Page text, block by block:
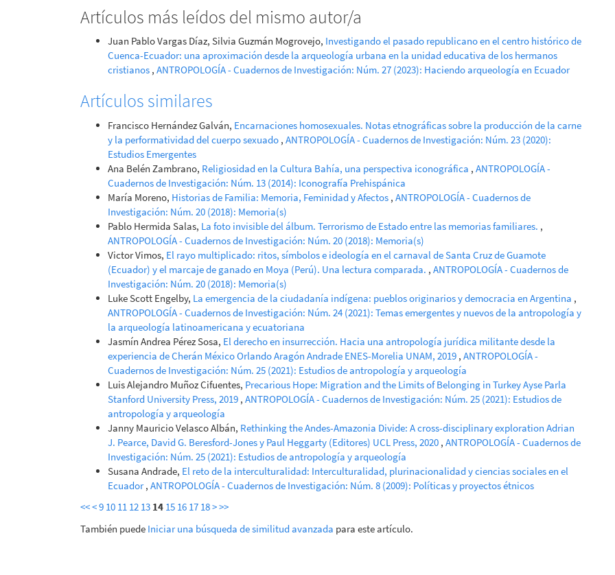
Artículos más leídos del mismo autor/a
Juan Pablo Vargas Díaz, Silvia Guzmán Mogrovejo, Investigando el pasado republicano en el centro histórico de
Cuenca-Ecuador: una aproximación desde la arqueología urbana en la unidad educativa de los hermanos
cristianos , ANTROPOLOGÍA - Cuadernos de Investigación: Núm. 27 (2023): Haciendo arqueología en Ecuador
Artículos similares
Francisco Hernández Galván, Encarnaciones homosexuales. Notas etnográficas sobre la producción de la carne
y la performatividad del cuerpo sexuado , ANTROPOLOGÍA - Cuadernos de Investigación: Núm. 23 (2020):
Estudios Emergentes
Ana Belén Zambrano, Religiosidad en la Cultura Bahía, una perspectiva iconográfica , ANTROPOLOGÍA -
Cuadernos de Investigación: Núm. 13 (2014): Iconografía Prehispánica
María Moreno, Historias de Familia: Memoria, Feminidad y Afectos , ANTROPOLOGÍA - Cuadernos de
Investigación: Núm. 20 (2018): Memoria(s)
Pablo Hermida Salas, La foto invisible del álbum. Terrorismo de Estado entre las memorias familiares. ,
ANTROPOLOGÍA - Cuadernos de Investigación: Núm. 20 (2018): Memoria(s)
Victor Vimos, El rayo multiplicado: ritos, símbolos e ideología en el carnaval de Santa Cruz de Guamote
(Ecuador) y el marcaje de ganado en Moya (Perú). Una lectura comparada. , ANTROPOLOGÍA - Cuadernos de
Investigación: Núm. 20 (2018): Memoria(s)
Luke Scott Engelby, La emergencia de la ciudadanía indígena: pueblos originarios y democracia en Argentina ,
ANTROPOLOGÍA - Cuadernos de Investigación: Núm. 24 (2021): Temas emergentes y nuevos de la antropología y
la arqueología latinoamericana y ecuatoriana
Jasmín Andrea Pérez Sosa, El derecho en insurrección. Hacia una antropología jurídica militante desde la
experiencia de Cherán México Orlando Aragón Andrade ENES-Morelia UNAM, 2019 , ANTROPOLOGÍA -
Cuadernos de Investigación: Núm. 25 (2021): Estudios de antropología y arqueología
Luis Alejandro Muñoz Cifuentes, Precarious Hope: Migration and the Limits of Belonging in Turkey Ayse Parla
Stanford University Press, 2019 , ANTROPOLOGÍA - Cuadernos de Investigación: Núm. 25 (2021): Estudios de
antropología y arqueología
Janny Mauricio Velasco Albán, Rethinking the Andes-Amazonia Divide: A cross-disciplinary exploration Adrian
J. Pearce, David G. Beresford-Jones y Paul Heggarty (Editores) UCL Press, 2020 , ANTROPOLOGÍA - Cuadernos de
Investigación: Núm. 25 (2021): Estudios de antropología y arqueología
Susana Andrade, El reto de la interculturalidad: Interculturalidad, plurinacionalidad y ciencias sociales en el
Ecuador, ANTROPOLOGÍA - Cuadernos de Investigación: Núm. 8 (2009): Políticas y proyectos étnicos
<<<9 10 11 12 13 14 15 16 17 18>>>
También puede Iniciar una búsqueda de similitud avanzada para este artículo.